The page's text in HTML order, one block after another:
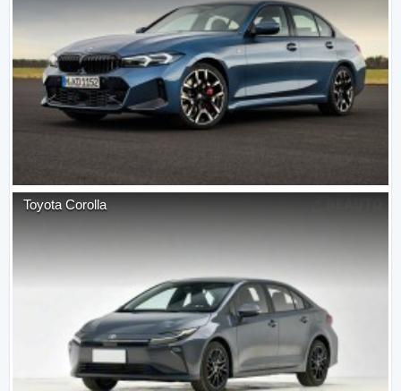
Toyota Corolla